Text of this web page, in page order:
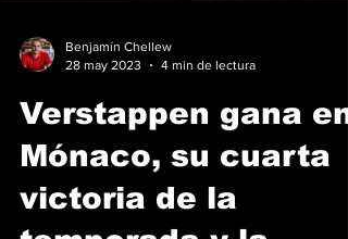
Benjamín Chellew
28 may 2023
4 min de lectura
Verstappen gana en
Mónaco, su cuarta